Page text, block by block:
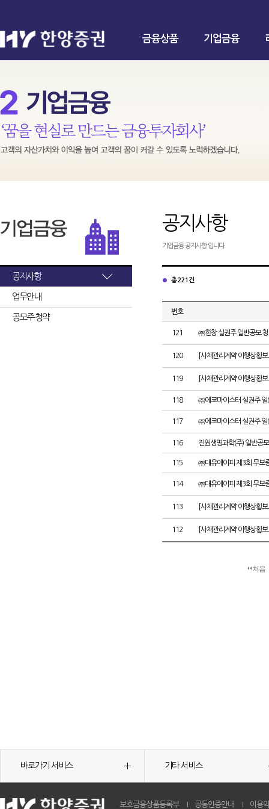
금융상품 기업금융
공지사항
업무안내
공모주 청약
공지사항
기업금융 공지사항 입니다.
총 221건
번호
121 ㈜한창 실권주 일반공모
120 [사채관리계약 이행상황
119 [사채관리계약 이행상황
118 ㈜에코마이스터 실권주 일
117 ㈜에코마이스터 실권주 일
116 진원생명과학(주) 일반공
115 ㈜대유에이피 제3회 무보
114 ㈜대유에이피 제3회 무보
113 [사채관리계약 이행상황
112 [사채관리계약 이행상황
처음
바로가기 서비스 기타 서비스
보호금융상품등록부 공동인증안내 이용